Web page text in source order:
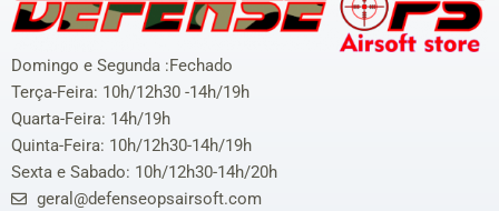
Domingo e Segunda :Fechado
Terça-Feira: 10h/12h30 -14h/19h
Quarta-Feira: 14h/19h
Quinta-Feira: 10h/12h30-14h/19h
Sexta e Sabado: 10h/12h30-14h/20h
geral@defenseopsairsoft.com